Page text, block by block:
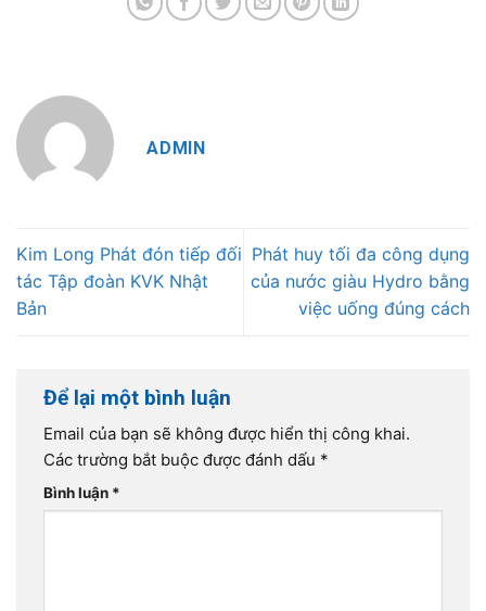
ADMIN
Kim Long Phát đón tiếp đối
tác Tập đoàn KVK Nhật
Bản
Phát huy tối đa công dụng
của nước giàu Hydro bằng
việc uống đúng cách
Để lại một bình luận
Email của bạn sẽ không được hiển thị công khai.
Các trường bắt buộc được đánh dấu *
Bình luận *